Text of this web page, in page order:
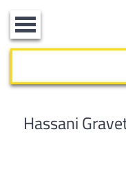
Toggle
navigation
Hassani